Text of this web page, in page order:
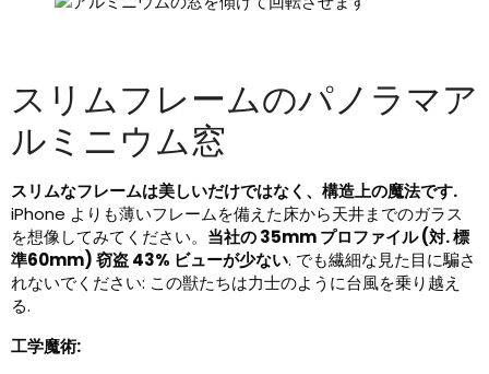
スリムフレームのパノラマア
ルミニウム窓
スリムなフレームは美しいだけではなく、構造上の魔法です.
iPhone よりも薄いフレームを備えた床から天井までのガラス
を想像してみてください。 当社の 35mm プロファイル (対. 標
準60mm) 窃盗 43% ビューが少ない. でも繊細な見た目に騙さ
れないでください: この獣たちは力士のように台風を乗り越え
る.
工学魔術: